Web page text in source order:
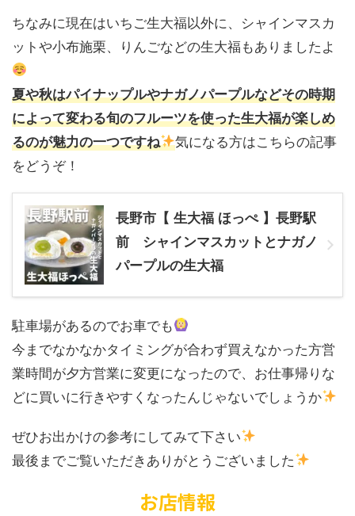
ちなみに現在はいちご生大福以外に、シャインマスカ
ットや小布施栗、りんごなどの生大福もありましたよ
夏や秋はパイナップルやナガノパープルなどその時期
によって変わる旬のフルーツを使った生大福が楽しめ
るのが魅力の一つですね
気になる方はこちらの記事
をどうぞ！
長野市【 生大福 ほっぺ 】長野駅
前 シャインマスカットとナガノ
パープルの生大福
駐車場があるのでお車でも
今までなかなかタイミングが合わず買えなかった方営
業時間が夕方営業に変更になったので、お仕事帰りな
どに買いに行きやすくなったんじゃないでしょうか
ぜひお出かけの参考にしてみて下さい
最後までご覧いただきありがとうございました
お店情報